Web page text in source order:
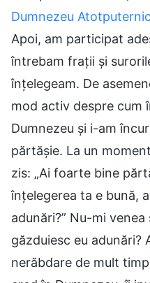
Dumnezeu Atotputernic
Apoi, am participat
întrebam frații și
înțelegeam. De
mod activ despre cum
Dumnezeu și i-am
părtășie. La un
zis: „Ai foarte bine
înțelegerea ta e bună,
adunări?” Nu-mi
găzduiesc eu adunări?
nerăbdare de mult